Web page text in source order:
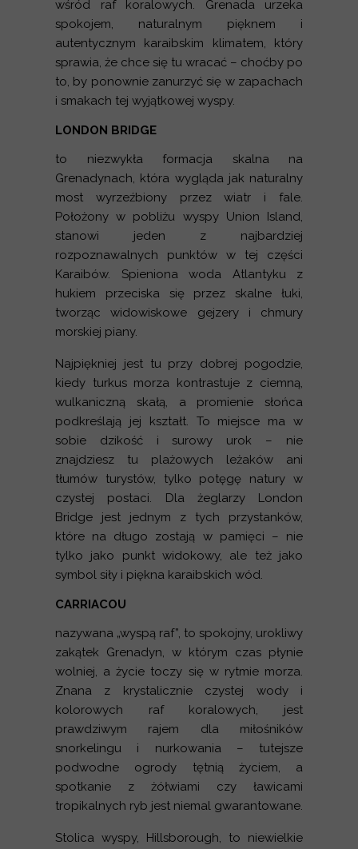
wśród raf koralowych. Grenada urzeka
spokojem, naturalnym pięknem i
autentycznym karaibskim klimatem, który
sprawia, że chce się tu wracać – choćby po
to, by ponownie zanurzyć się w zapachach
i smakach tej wyjątkowej wyspy.
LONDON BRIDGE
to niezwykła formacja skalna na
Grenadynach, która wygląda jak naturalny
most wyrzeźbiony przez wiatr i fale.
Położony w pobliżu wyspy Union Island,
stanowi jeden z najbardziej
rozpoznawalnych punktów w tej części
Karaibów. Spieniona woda Atlantyku z
hukiem przeciska się przez skalne łuki,
tworząc widowiskowe gejzery i chmury
morskiej piany.
Najpiękniej jest tu przy dobrej pogodzie,
kiedy turkus morza kontrastuje z ciemną,
wulkaniczną skałą, a promienie słońca
podkreślają jej kształt. To miejsce ma w
sobie dzikość i surowy urok – nie
znajdziesz tu plażowych leżaków ani
tłumów turystów, tylko potęgę natury w
czystej postaci. Dla żeglarzy London
Bridge jest jednym z tych przystanków,
które na długo zostają w pamięci – nie
tylko jako punkt widokowy, ale też jako
symbol siły i piękna karaibskich wód.
CARRIACOU
nazywana „wyspą raf”, to spokojny, urokliwy
zakątek Grenadyn, w którym czas płynie
wolniej, a życie toczy się w rytmie morza.
Znana z krystalicznie czystej wody i
kolorowych raf koralowych, jest
prawdziwym rajem dla miłośników
snorkelingu i nurkowania – tutejsze
podwodne ogrody tętnią życiem, a
spotkanie z żółwiami czy ławicami
tropikalnych ryb jest niemal gwarantowane.
Stolica wyspy, Hillsborough, to niewielkie